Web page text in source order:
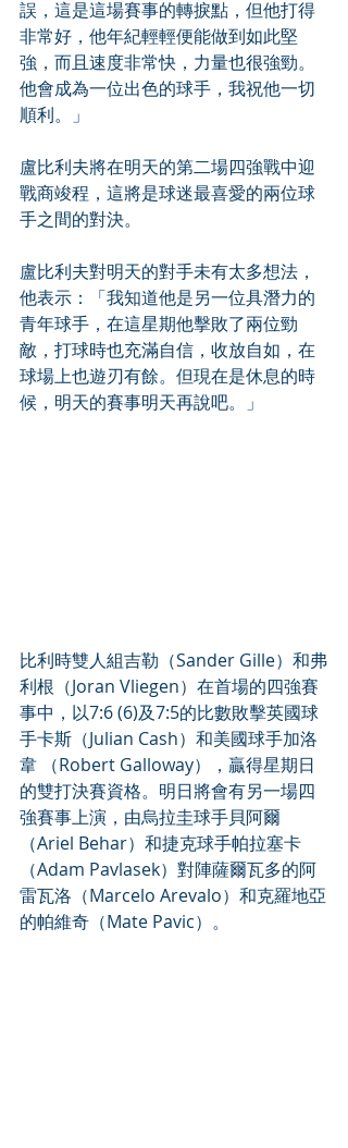
誤，這是這場賽事的轉捩點，但他打得
非常好，他年紀輕輕便能做到如此堅
強，而且速度非常快，力量也很強勁。
他會成為一位出色的球手，我祝他一切
順利。」
盧比利夫將在明天的第二場四強戰中迎
戰商竣程，這將是球迷最喜愛的兩位球
手之間的對決。
盧比利夫對明天的對手未有太多想法，
他表示：「我知道他是另一位具潛力的
青年球手，在這星期他擊敗了兩位勁
敵，打球時也充滿自信，收放自如，在
球場上也遊刃有餘。但現在是休息的時
候，明天的賽事明天再說吧。」
比利時雙人組吉勒（Sander Gille）和弗
利根（Joran Vliegen）在首場的四強賽
事中，以7:6 (6)及7:5的比數敗擊英國球
手卡斯（Julian Cash）和美國球手加洛
韋 （Robert Galloway），贏得星期日
的雙打決賽資格。明日將會有另一場四
強賽事上演，由烏拉圭球手貝阿爾
（Ariel Behar）和捷克球手帕拉塞卡
（Adam Pavlasek）對陣薩爾瓦多的阿
雷瓦洛（Marcelo Arevalo）和克羅地亞
的帕維奇（Mate Pavic）。